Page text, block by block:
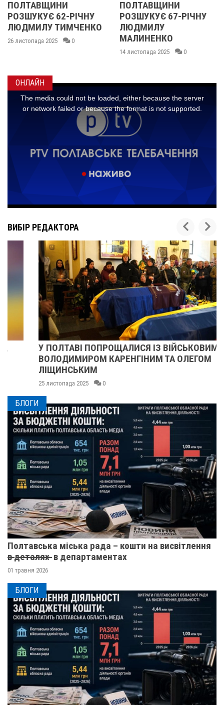
62-РІЧНУ
ТИМЧЕНКО
2025 0
ПОЛТАВЩИНИ
РОЗШУКУЄ 67-РІЧНУ
ЛЮДМИЛУ
МАЛИНЕНКО
14 листопада 2025 0
ОНЛАЙН
ВИБІР РЕДАКТОРА
У ПОЛТАВІ ПОПРОЩАЛИСЯ ІЗ ВІЙСЬКОВИМИ
ВОЛОДИМИРОМ КАРЕНГІНИМ ТА ОЛЕГОМ
ЛІЩИНСЬКИМ
25 листопада 2025 0
БЛОГИ
Полтавська міська рада – кошти на висвітлення
в̶ ̶д̶е̶т̶а̶л̶я̶х̶ ̶ в департаментах
01 травня 2026
БЛОГИ